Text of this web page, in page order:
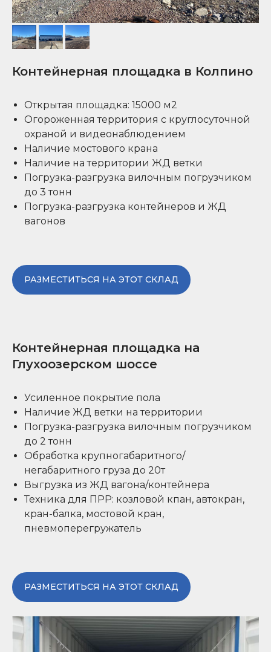
Контейнерная площадка в Колпино
Открытая площадка: 15000 м2
Огороженная территория с круглосуточной
охраной и видеонаблюдением
Наличие мостового крана
Наличие на территории ЖД ветки
Погрузка-разгрузка вилочным погрузчиком
до 3 тонн
Погрузка-разгрузка контейнеров и ЖД
вагонов
РАЗМЕСТИТЬСЯ НА ЭТОТ СКЛАД
Контейнерная площадка на
Глухоозерском шоссе
Усиленное покрытие пола
Наличие ЖД ветки на территории
Погрузка-разгрузка вилочным погрузчиком
до 2 тонн
Обработка крупногабаритного/
негабаритного груза до 20т
Выгрузка из ЖД вагона/контейнера
Техника для ПРР: козловой кпан, автокран,
кран-балка, мостовой кран,
пневмоперегружатель
РАЗМЕСТИТЬСЯ НА ЭТОТ СКЛАД